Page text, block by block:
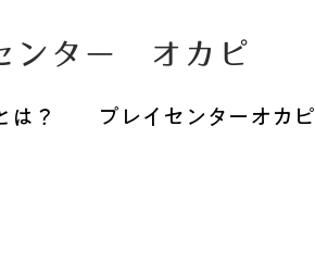
ンター オカピ
は？ プレイセンターオカピ